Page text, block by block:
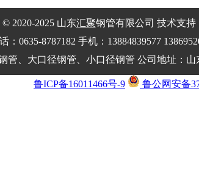
2020-2025 山东汇聚钢管有限公司 技术支
：0635-8787182 手机：13884839577
管、大口径钢管、小口径钢管 公司地址：
鲁ICP备16011466号-9 鲁公网安备